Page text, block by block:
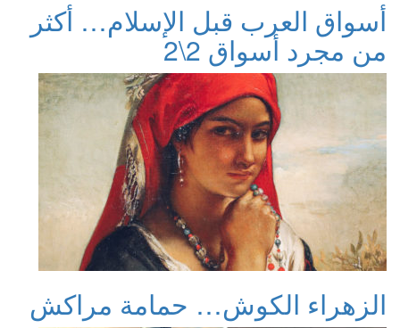
أسواق العرب قبل الإسلام… أكثر
من مجرد أسواق 2\2
الزهراء الكوش… حمامة مراكش